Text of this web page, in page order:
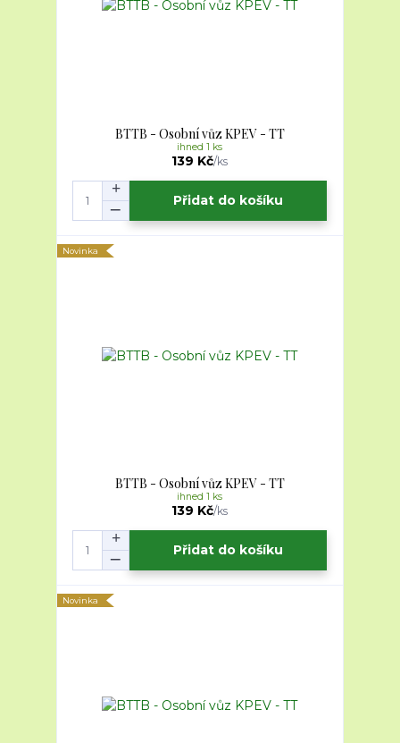
BTTB - Osobní vůz KPEV - TT
139 Kč/ks
ihned 1 ks
Přidat do košíku
Novinka
BTTB - Osobní vůz KPEV - TT
139 Kč/ks
ihned 1 ks
Přidat do košíku
Novinka